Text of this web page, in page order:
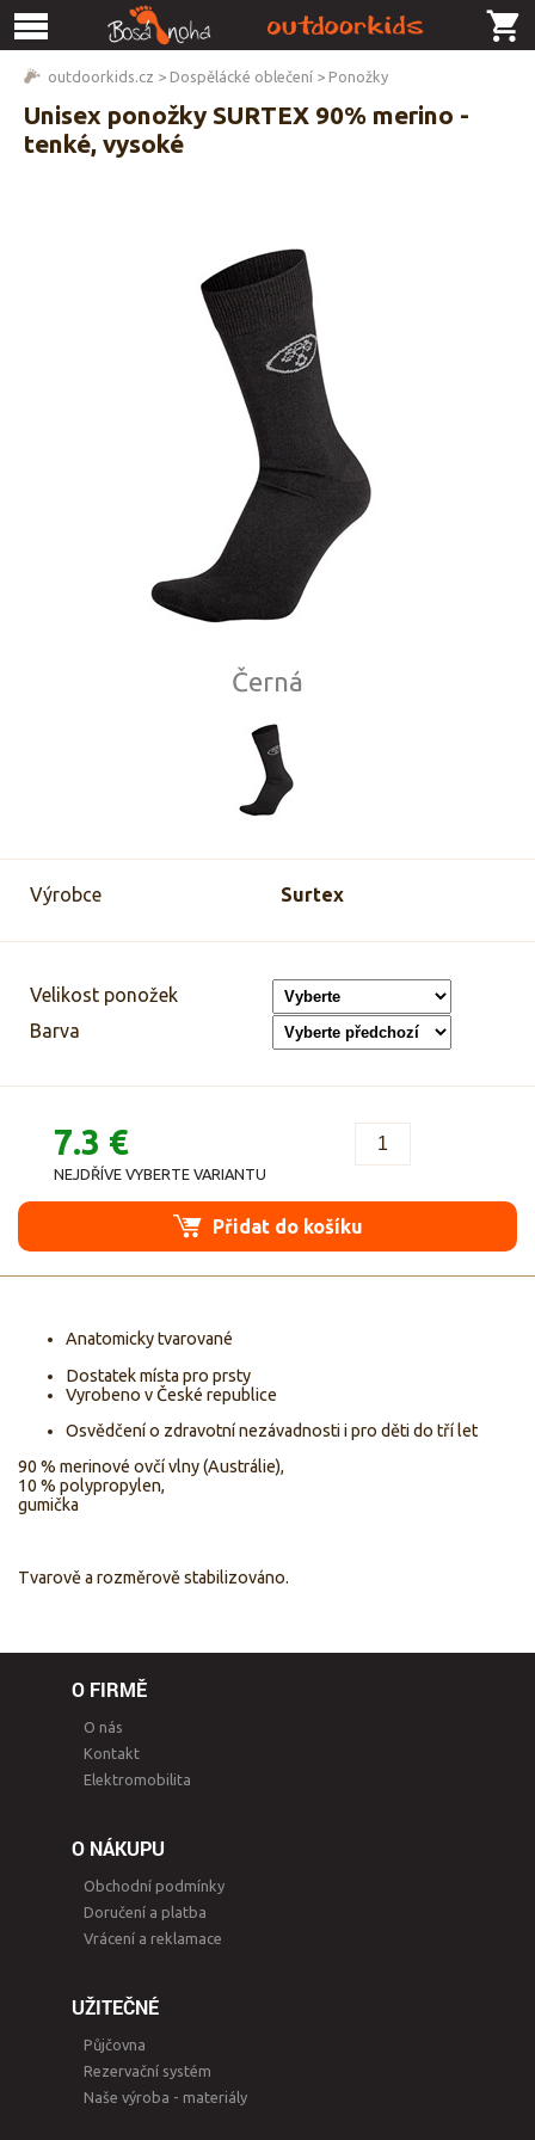
outdoorkids.cz > Dospělácké oblečení > Ponožky
Unisex ponožky SURTEX 90% merino -
tenké, vysoké
Černá
Výrobce Surtex
Velikost ponožek
Barva
7.3 €
NEJDŘÍVE VYBERTE VARIANTU
Přidat do košíku
Anatomicky tvarované
Dostatek místa pro prsty
Vyrobeno v České republice
Osvědčení o zdravotní nezávadnosti i pro děti do tří let
90 % merinové ovčí vlny (Austrálie),
10 % polypropylen,
gumička
Tvarově a rozměrově stabilizováno.
O FIRMĚ
O nás
Kontakt
Elektromobilita
O NÁKUPU
Obchodní podmínky
Doručení a platba
Vrácení a reklamace
UŽITEČNÉ
Půjčovna
Rezervační systém
Naše výroba - materiály